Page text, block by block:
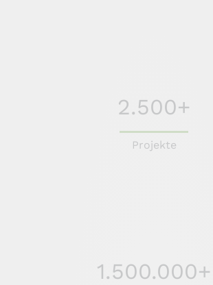
2.500+
Projekte
1.500.000+